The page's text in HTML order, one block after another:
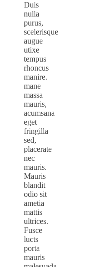
Duis
nulla
purus,
scelerisque
augue
utixe
tempus
rhoncus
manire.
mane
massa
mauris,
acumsana
eget
fringilla
sed,
placerate
nec
mauris.
Mauris
blandit
odio sit
ametia
mattis
ultrices.
Fusce
lucts
porta
mauris